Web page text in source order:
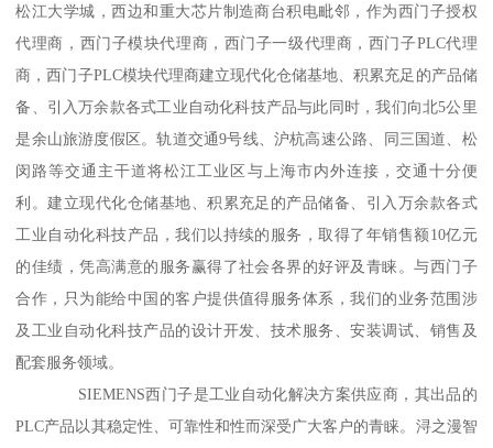
松江大学城，西边和重大芯片制造商台积电毗邻，作为西门子授权
代理商，西门子模块代理商，西门子一级代理商，西门子PLC代理
商，西门子PLC模块代理商建立现代化仓储基地、积累充足的产品储
备、引入万余款各式工业自动化科技产品与此同时，我们向北5公里
是余山旅游度假区。轨道交通9号线、沪杭高速公路、同三国道、松
闵路等交通主干道将松江工业区与上海市内外连接，交通十分便
利。建立现代化仓储基地、积累充足的产品储备、引入万余款各式
工业自动化科技产品，我们以持续的服务，取得了年销售额10亿元
的佳绩，凭高满意的服务赢得了社会各界的好评及青睐。与西门子
合作，只为能给中国的客户提供值得服务体系，我们的业务范围涉
及工业自动化科技产品的设计开发、技术服务、安装调试、销售及
配套服务领域。
SIEMENS西门子是工业自动化解决方案供应商，其出品的
PLC产品以其稳定性、可靠性和性而深受广大客户的青睐。浔之漫智